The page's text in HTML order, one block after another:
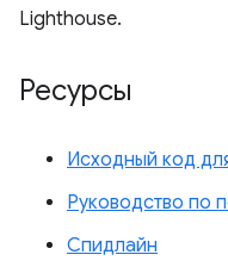
Lighthouse.
Ресурсы
Исходный код
Руководство по
Спидлайн